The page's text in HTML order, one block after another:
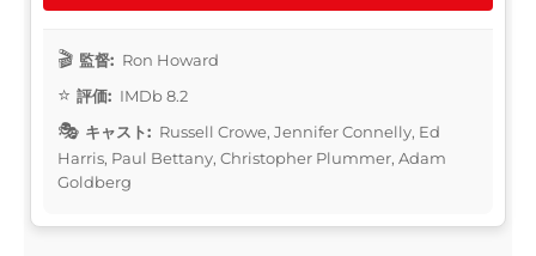
監督: Ron Howard
評価: IMDb 8.2
キャスト: Russell Crowe, Jennifer Connelly, Ed
Harris, Paul Bettany, Christopher Plummer, Adam
Goldberg